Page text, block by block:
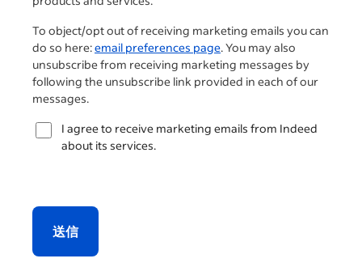
To object/opt out of receiving marketing emails you can
do so here:email preferences page. You may also
unsubscribe from receiving marketing messages by
following the unsubscribe link provided in each of our
messages.
I agree to receive marketing emails from Indeed
about its services.
送信